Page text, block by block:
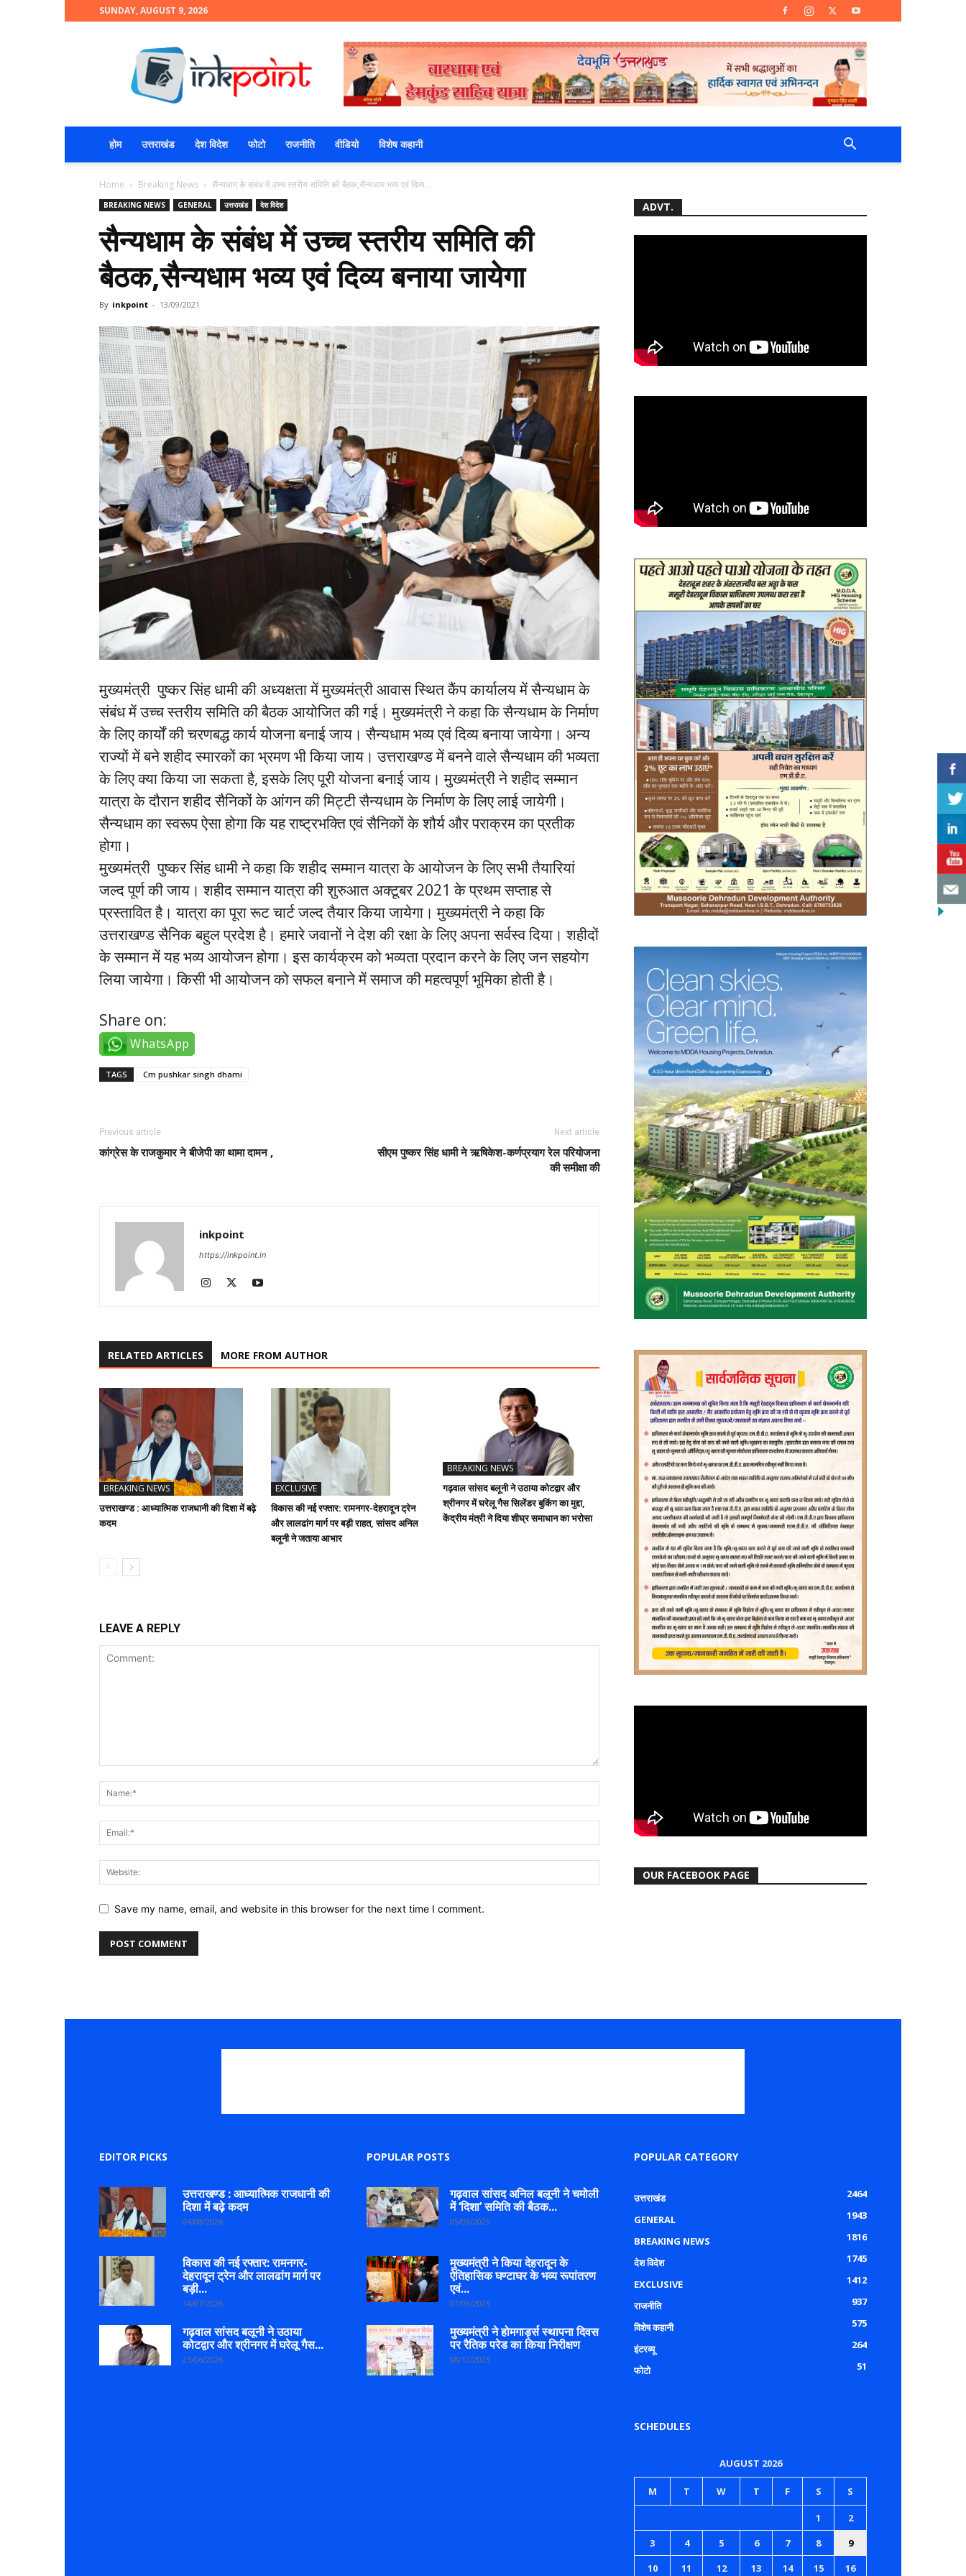
SUNDAY, AUGUST 9, 2026
होम उत्तराखंड देश विदेश फोटो राजनीति वीडियो विशेष कहानी
Home Breaking News सैन्यधाम के संबंध में उच्च स्तरीय समिति की बैठक,सैन्यधाम भव्य एवं दिव्य...
BREAKING NEWS GENERAL उत्तराखंड देश विदेश
सैन्यधाम के संबंध में उच्च स्तरीय समिति की
बैठक,सैन्यधाम भव्य एवं दिव्य बनाया जायेगा
By inkpoint - 13/09/2021
मुख्यमंत्री पुष्कर सिंह धामी की अध्यक्षता में मुख्यमंत्री आवास स्थित कैंप कार्यालय में सैन्यधाम के
संबंध में उच्च स्तरीय समिति की बैठक आयोजित की गई। मुख्यमंत्री ने कहा कि सैन्यधाम के निर्माण
के लिए कार्यों की चरणबद्ध कार्य योजना बनाई जाय। सैन्यधाम भव्य एवं दिव्य बनाया जायेगा। अन्य
राज्यों में बने शहीद स्मारकों का भ्रमण भी किया जाय। उत्तराखण्ड में बनने वाले सैन्यधाम की भव्यता
के लिए क्या किया जा सकता है, इसके लिए पूरी योजना बनाई जाय। मुख्यमंत्री ने शहीद सम्मान
यात्रा के दौरान शहीद सैनिकों के आंगन की मिट्टी सैन्यधाम के निर्माण के लिए लाई जायेगी।
सैन्यधाम का स्वरूप ऐसा होगा कि यह राष्ट्रभक्ति एवं सैनिकों के शौर्य और पराक्रम का प्रतीक
होगा।
मुख्यमंत्री पुष्कर सिंह धामी ने कहा कि शहीद सम्मान यात्रा के आयोजन के लिए सभी तैयारियां
जल्द पूर्ण की जाय। शहीद सम्मान यात्रा की शुरुआत अक्टूबर 2021 के प्रथम सप्ताह से
प्रस्तावित है। यात्रा का पूरा रूट चार्ट जल्द तैयार किया जायेगा। मुख्यमंत्री ने कहा कि
उत्तराखण्ड सैनिक बहुल प्रदेश है। हमारे जवानों ने देश की रक्षा के लिए अपना सर्वस्व दिया। शहीदों
के सम्मान में यह भव्य आयोजन होगा। इस कार्यक्रम को भव्यता प्रदान करने के लिए जन सहयोग
लिया जायेगा। किसी भी आयोजन को सफल बनाने में समाज की महत्वपूर्ण भूमिका होती है।
Share on:
WhatsApp
TAGS Cm pushkar singh dhami
Previous article
कांग्रेस के राजकुमार ने बीजेपी का थामा दामन ,
Next article
सीएम पुष्कर सिंह धामी ने ऋषिकेश-कर्णप्रयाग रेल परियोजना
की समीक्षा की
inkpoint
https://inkpoint.in
RELATED ARTICLES MORE FROM AUTHOR
BREAKING NEWS
उत्तराखण्ड : आध्यात्मिक राजधानी की दिशा में बढ़े
कदम
EXCLUSIVE
विकास की नई रफ्तार: रामनगर-देहरादून ट्रेन
और लालढांग मार्ग पर बड़ी राहत, सांसद अनिल
बलूनी ने जताया आभार
BREAKING NEWS
गढ़वाल सांसद बलूनी ने उठाया कोटद्वार और
श्रीनगर में घरेलू गैस सिलेंडर बुकिंग का मुद्दा,
केंद्रीय मंत्री ने दिया शीघ्र समाधान का भरोसा
LEAVE A REPLY
Save my name, email, and website in this browser for the next time I comment.
ADVT.
OUR FACEBOOK PAGE
EDITOR PICKS
उत्तराखण्ड : आध्यात्मिक राजधानी की
दिशा में बढ़े कदम
04/08/2026
विकास की नई रफ्तार: रामनगर-
देहरादून ट्रेन और लालढांग मार्ग पर
बड़ी...
14/07/2026
गढ़वाल सांसद बलूनी ने उठाया
कोटद्वार और श्रीनगर में घरेलू गैस...
23/06/2026
POPULAR POSTS
गढ़वाल सांसद अनिल बलूनी ने चमोली
में ‘दिशा’ समिति की बैठक...
05/06/2025
मुख्यमंत्री ने किया देहरादून के
ऐतिहासिक घण्टाघर के भव्य रूपांतरण
एवं...
07/09/2025
मुख्यमंत्री ने होमगार्ड्स स्थापना दिवस
पर रैतिक परेड का किया निरीक्षण
08/12/2025
POPULAR CATEGORY
उत्तराखंड
2464
GENERAL
1943
BREAKING NEWS
1816
देश विदेश
1745
EXCLUSIVE
1412
राजनीति
937
विशेष कहानी
575
इंटरव्यू
264
फोटो
51
SCHEDULES
AUGUST 2026
M T W T F S S
1
2
3
4 5 6 7 8
9
10
11 12 13 14 15 16